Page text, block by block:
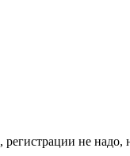
не